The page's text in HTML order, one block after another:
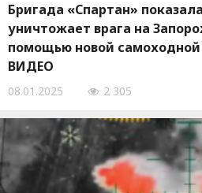
Бригада «Спартан»
уничтожает врага на
помощью новой
ВИДЕО
08.01.2025 2 305